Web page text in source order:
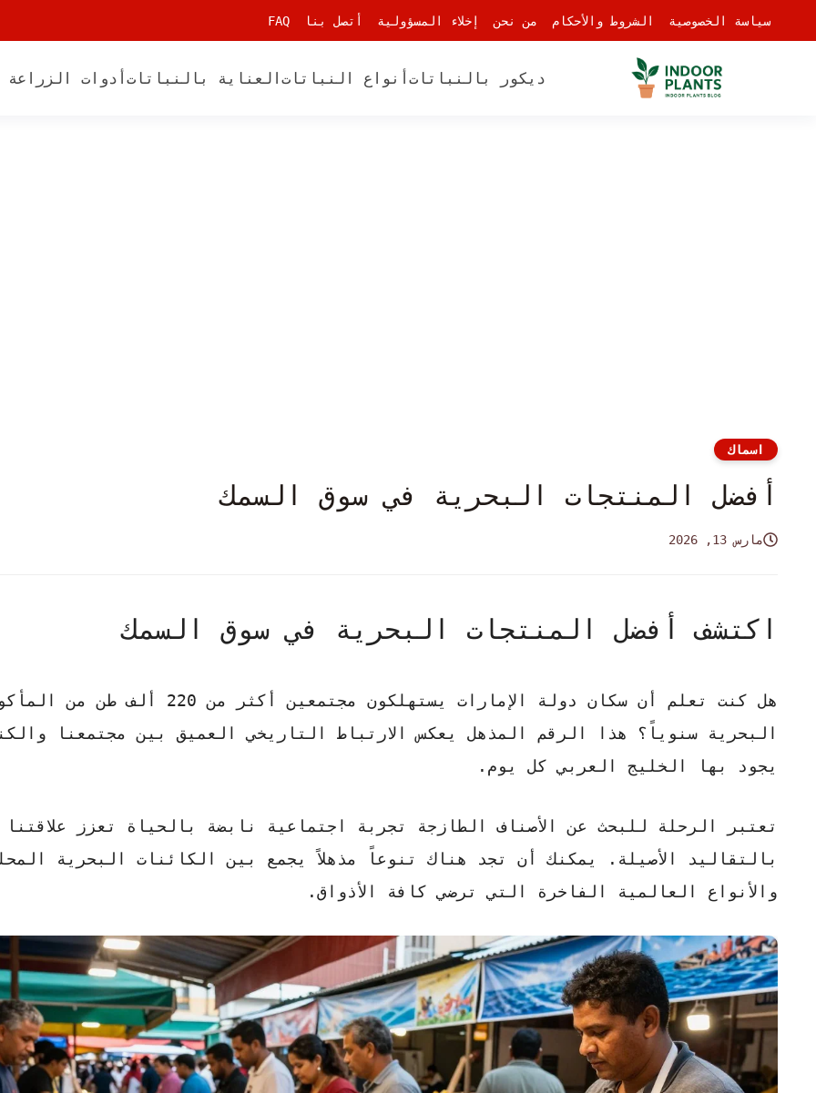
سياسة الخصوصية
الشروط والأحكام من نحن إخلاء المسؤولية أتصل بنا FAQ
ديكور بالنباتات أنواع النباتات العناية بالنباتات أدوات الزراعة
اسماك
أفضل المنتجات البحرية في سوق السمك
مارس 13, 2026
اكتشف أفضل المنتجات البحرية في سوق السمك
هل كنت تعلم أن سكان دولة الإمارات يستهلكون مجتمعين أكثر من 220 ألف طن
البحرية سنوياً؟ هذا الرقم المذهل يعكس
الارتباط التاريخيالعميق بين مجتمعنا
يجود بها الخليج العربي كل يوم.
تعتبر الرحلة للبحث عن الأصناف الطازجة تجربة اجتماعية نابضة بالحياة تعزز علاقتنا
بالتقاليد الأصيلة. يمكنك أن تجد هناك تنوعاً مذهلاً يجمع بين الكائنات البحرية
والأنواع العالمية الفاخرة التي ترضي كافة الأذواق.